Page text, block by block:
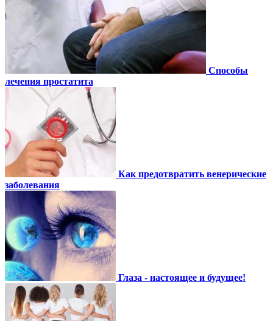
Способы
лечения простатита
Как предотвратить венерические
заболевания
Глаза - настоящее и будущее!